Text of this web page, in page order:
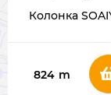
Колонка
824 m